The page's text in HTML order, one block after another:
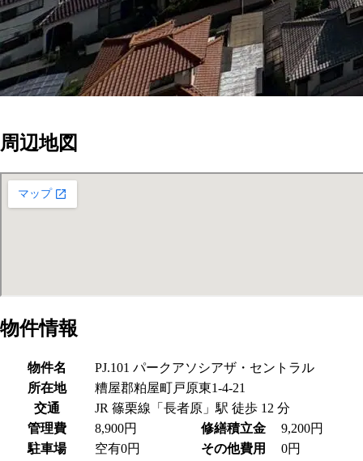
周辺地図
物件情報
物件名
PJ.101 パークアソシアザ・セントラル
所在地
糟屋郡粕屋町戸原東1-4-21
交通
JR 篠栗線「長者原」駅 徒歩 12 分
管理費
8,900円 修繕積立金
9,200円
駐車場
空有0円 その他費用
0円